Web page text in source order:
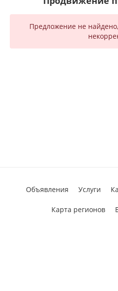
Предложение не
Объявления Услуги
Карта регионов